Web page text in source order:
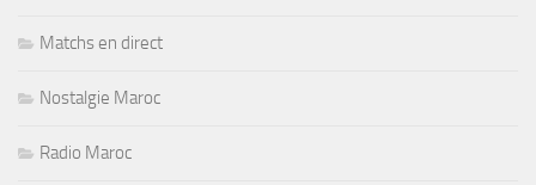
Matchs en direct
Nostalgie Maroc
Radio Maroc